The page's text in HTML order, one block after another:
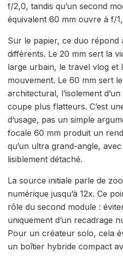
f/2,0, tandis qu’un second
équivalent 60 mm ouvre à f/
Sur le papier, ce duo répond
différents. Le 20 mm sert la
large urbain, le travel vlog et
mouvement. Le 60 mm sert
architectural, l’isolement
coupe plus flatteurs. C’est
d’usage, pas un simple
focale 60 mm produit un
qu’un ultra grand-angle,
lisiblement détaché.
La source initiale parle de
numérique jusqu’à 12x. Ce
rôle du second module :
uniquement d’un recadrage
Pour un créateur solo, cela
un boîtier hybride compact